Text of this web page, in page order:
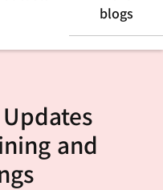
blogs
and